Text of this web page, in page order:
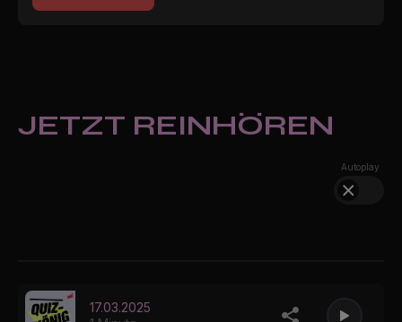
JETZT REINHÖREN
Autoplay
17.03.2025